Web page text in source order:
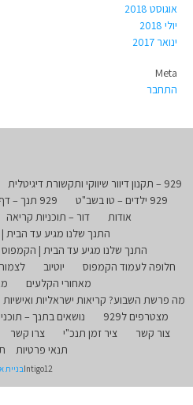
אוגוסט 2018
יולי 2018
ינואר 2017
Meta
התחבר
929 – תקנון דיוור שיווקי ותקשורת דיגיטלית
929 ילדים – טו בשב"ט
929 תנך – דף הבית
אודות
דור – תוכניות קריאה
התנך שלנו מגיע עד הבית
התנך שלנו מגיע עד הבית | הקמפוס
חלופה לעמוד הקמפוס
יוטיוב
מאחורי הקלעים
מה פרשת השבוע? קריאות ישראליות
מצטרפים ל929
נושאים בתנך –
צור קשר
ציר זמן תנכ"י צרו קשר
תנאי פרטיות
Intigo12בניית